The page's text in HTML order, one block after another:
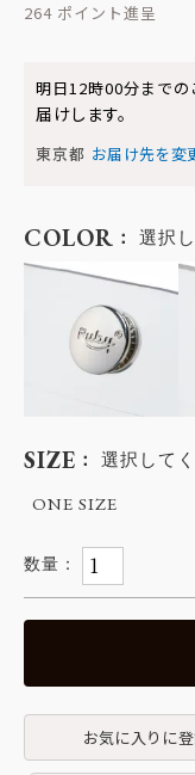
264
明日12時00分まで
届けします。
東京都 お届け先を変
SIZE 選択して
ONE SIZE
COLOR 選択
お気に入りに